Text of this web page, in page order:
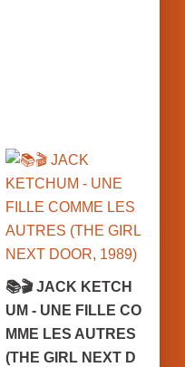
📚🎬 JACK KETCH
UM - UNE FILLE CO
MME LES AUTRES
(THE GIRL NEXT D